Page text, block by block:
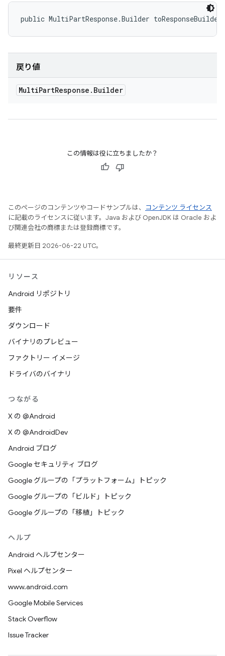
public MultiPartResponse.Builder
戻り値
MultiPartResponse . Builder
この情報は役に立ちましたか？
このページのコンテンツやコードサンプルは、
コンテンツ ライセンス
に記載のライセンスに従います。Java および OpenJDK は Oracle およ
び関連会社の商標または登録商標です。
最終更新日 2026-06-22 UTC。
リソース
Android リポジトリ
要件
ダウンロード
バイナリのプレビュー
ファクトリー イメージ
ドライバのバイナリ
つながる
X の @Android
X の @AndroidDev
Android ブログ
Google セキュリティ ブログ
Google グループの「プラットフォーム」トピック
Google グループの「ビルド」トピック
Google グループの「移植」トピック
ヘルプ
Android ヘルプセンター
Pixel ヘルプセンター
www.android.com
Google Mobile Services
Stack Overflow
Issue Tracker